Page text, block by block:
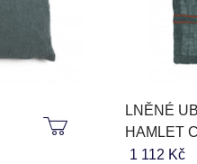
LNĚNÉ
HAMLET
1 112 Kč